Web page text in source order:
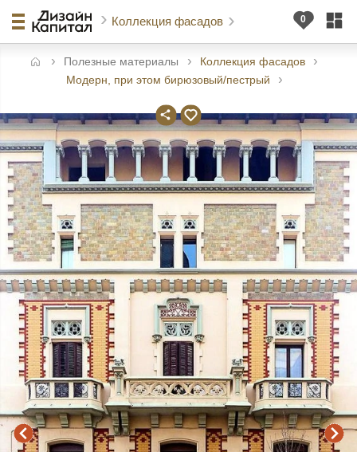
Коллекция фасадов
Полезные материалы
Коллекция фасадов
Модерн, при этом бирюзовый/пестрый